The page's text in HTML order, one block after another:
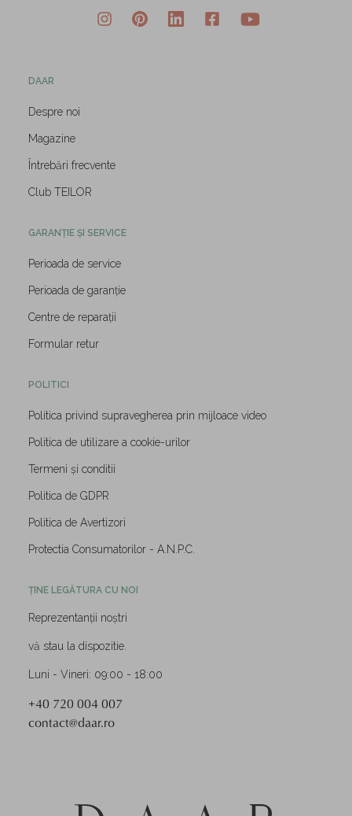
DAAR
Despre noi
Magazine
Întrebări frecvente
Club TEILOR
GARANȚIE ȘI SERVICE
Perioada de service
Perioada de garanție
Centre de reparații
Formular retur
POLITICI
Politica privind supravegherea prin mijloace video
Politica de utilizare a cookie-urilor
Termeni și conditii
Politica de GDPR
Politica de Avertizori
Protectia Consumatorilor - A.N.P.C.
ȚINE LEGĂTURA CU NOI
Reprezentanții noștri
vă stau la dispozitie.
Luni - Vineri: 09:00 - 18:00
+40 720 004 007
contact@daar.ro